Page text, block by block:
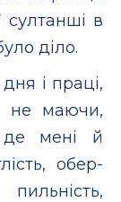
султанші в
діло.
і праці,
не маючи,
де мені й
обер-